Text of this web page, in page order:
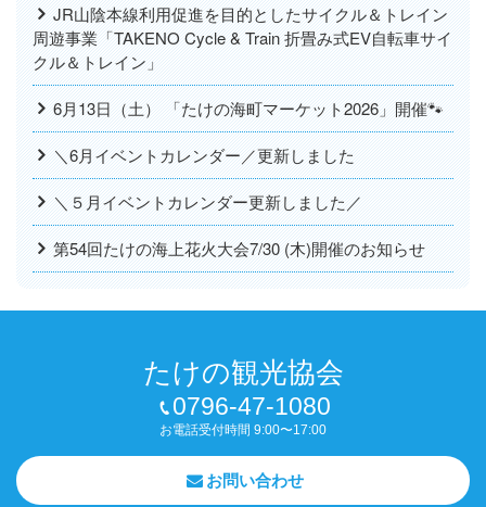
JR山陰本線利用促進を目的としたサイクル＆トレイン
周遊事業「TAKENO Cycle & Train 折畳み式EV自転車サイ
クル＆トレイン」
6月13日（土） 「たけの海町マーケット2026」開催🐾
＼6月イベントカレンダー／更新しました
＼５月イベントカレンダー更新しました／
第54回たけの海上花火大会7/30 (木)開催のお知らせ
たけの観光協会
0796-47-1080
お電話受付時間 9:00〜17:00
お問い合わせ